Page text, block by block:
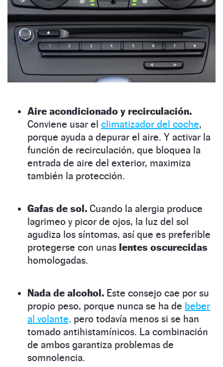
Aire acondicionado y recirculación.
Conviene usar el climatizador del coche,
porque ayuda a depurar el aire. Y activar la
función de recirculación, que bloquea la
entrada de aire del exterior, maximiza
también la protección.
Gafas de sol. Cuando la alergia produce
lagrimeo y picor de ojos, la luz del sol
agudiza los síntomas, así que es preferible
protegerse con unas lentes oscurecidas
homologadas.
Nada de alcohol. Este consejo cae por su
propio peso, porque nunca se ha de beber
al volante, pero todavía menos si se han
tomado antihistamínicos. La combinación
de ambos garantiza problemas de
somnolencia.